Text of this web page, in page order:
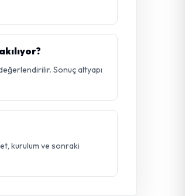
Sonuç altyapı
kurulum ve sonraki